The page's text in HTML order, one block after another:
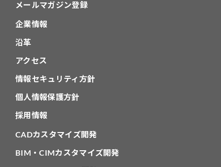
メールマガジン登録
企業情報
沿革
アクセス
情報セキュリティ方針
個人情報保護方針
採用情報
CADカスタマイズ開発
BIM・CIMカスタマイズ開発